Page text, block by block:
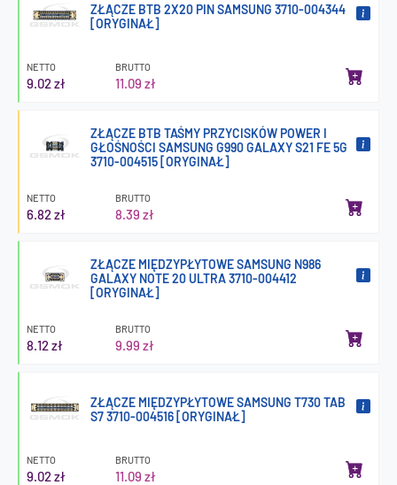
ZŁĄCZE BTB 2X20 PIN SAMSUNG 3710-004344
[ORYGINAŁ]
NETTO
9.02 zł
BRUTTO
11.09 zł
ZŁĄCZE BTB TAŚMY PRZYCISKÓW POWER I
GŁOŚNOŚCI SAMSUNG G990 GALAXY S21 FE 5G
3710-004515 [ORYGINAŁ]
NETTO
6.82 zł
BRUTTO
8.39 zł
ZŁĄCZE MIĘDZYPŁYTOWE SAMSUNG N986
GALAXY NOTE 20 ULTRA 3710-004412
[ORYGINAŁ]
NETTO
8.12 zł
BRUTTO
9.99 zł
ZŁĄCZE MIĘDZYPŁYTOWE SAMSUNG T730 TAB
S7 3710-004516 [ORYGINAŁ]
NETTO
9.02 zł
BRUTTO
11.09 zł